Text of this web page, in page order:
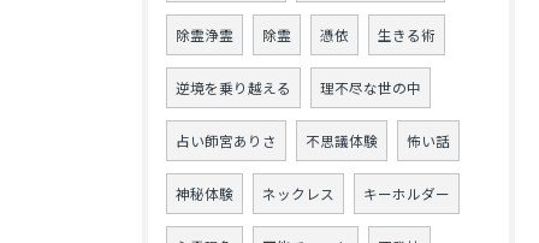
除霊浄霊 除霊 憑依 生きる術
逆境を乗り越える 理不尽な世の中
占い師宮ありさ 不思議体験 怖い話
神秘体験 ネックレス キーホルダー